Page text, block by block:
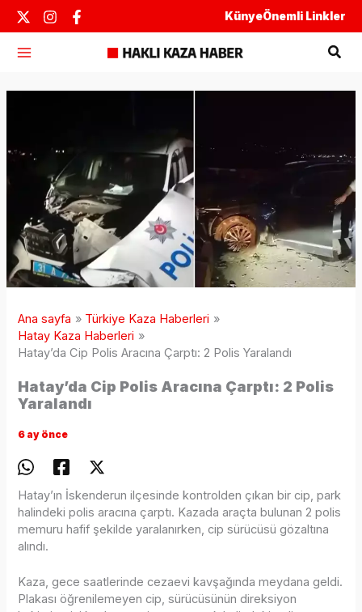
İçeriğe
atla
KünyeÖnemli Linkler
Ana sayfa
Türkiye Kaza Haberleri
Hatay Kaza Haberleri
Hatay’da Cip Polis Aracına Çarptı: 2 Polis Yaralandı
Hatay’da Cip Polis Aracına Çarptı: 2 Polis
Yaralandı
6 ay önce
Hatay’ın İskenderun ilçesinde kontrolden çıkan bir cip, park
halindeki polis aracına çarptı. Kazada araçta bulunan 2 polis
memuru hafif şekilde yaralanırken, cip sürücüsü gözaltına
alındı.
Kaza, gece saatlerinde cezaevi kavşağında meydana geldi.
Plakası öğrenilemeyen cip, sürücüsünün direksiyon